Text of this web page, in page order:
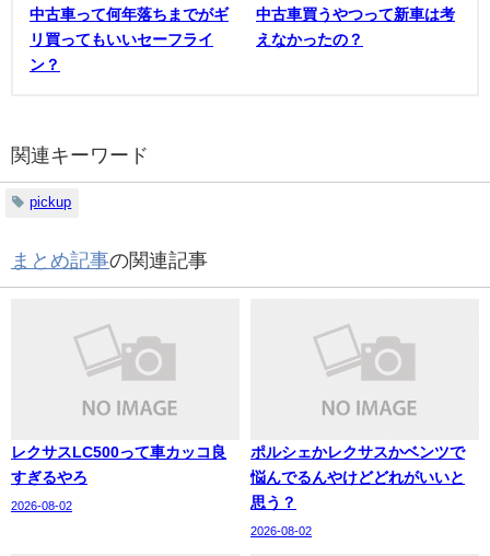
中古車って何年落ちまでがギ
リ買ってもいいセーフライ
ン？
中古車買うやつって新車は考
えなかったの？
関連キーワード
pickup
まとめ記事の関連記事
レクサスLC500って車カッコ良
すぎるやろ
2026-08-02
ポルシェかレクサスかベンツで
悩んでるんやけどどれがいいと
思う？
2026-08-02